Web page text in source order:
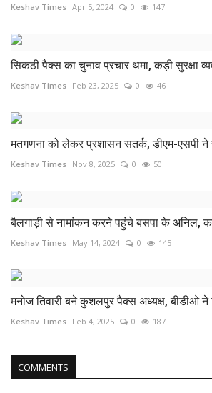
Keshav Times Apr 5, 2024 0 147
सिकठी पैक्स का चुनाव प्रचार थमा, कड़ी सुरक्षा
Keshav Times Feb 23, 2025 0 46
मतगणना को लेकर प्रशासन सतर्क, डीएम-एसपी ने
Keshav Times Nov 8, 2025 0 50
बैलगाड़ी से नामांकन करने पहुंचे बसपा के अनिल,
Keshav Times May 14, 2024 0 145
मनोज तिवारी बने कुशलपुर पैक्स अध्यक्ष, बीडीओ ने
Keshav Times Feb 4, 2025 0 187
COMMENTS